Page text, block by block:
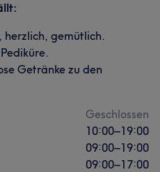
gemütlich.
Getränke zu den
Geschlossen
10:00–19:00
09:00–19:00
09:00–17:00